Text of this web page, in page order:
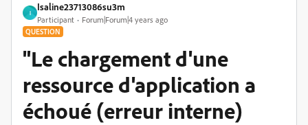
I
Isaline23713086su3m
Participant Forum|Forum|4 years ago
QUESTION
"Le chargement d'une
ressource d'application a
échoué (erreur interne)